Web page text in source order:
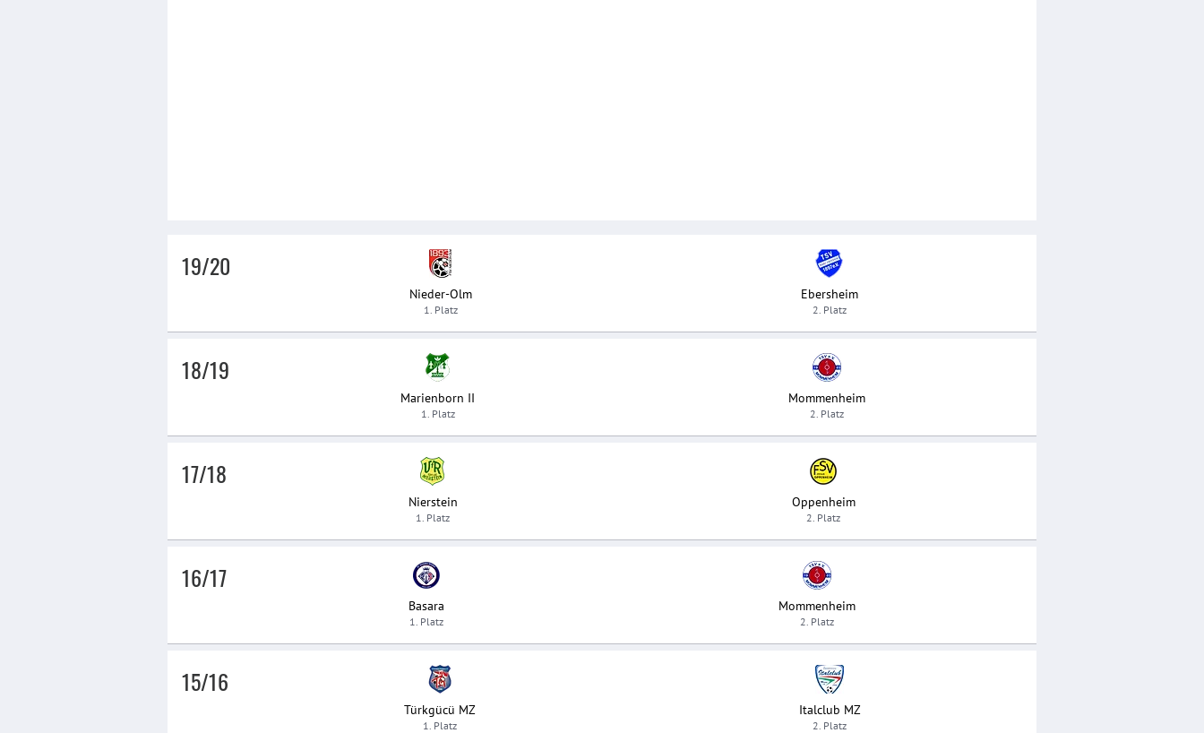
19/20
Nieder-Olm
1. Platz
Ebersheim
2. Platz
18/19
Marienborn II
1. Platz
Mommenheim
2. Platz
17/18
Nierstein
1. Platz
Oppenheim
2. Platz
16/17
Basara
1. Platz
Mommenheim
2. Platz
15/16
Türkgücü MZ
1. Platz
Italclub MZ
2. Platz